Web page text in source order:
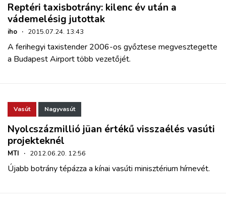
Reptéri taxisbotrány: kilenc év után a
vádemelésig jutottak
iho · 2015.07.24. 13:43
A ferihegyi taxistender 2006-os győztese megvesztegette
a Budapest Airport több vezetőjét.
Vasút Nagyvasút
Nyolcszázmillió jüan értékű visszaélés vasúti
projekteknél
MTI · 2012.06.20. 12:56
Újabb botrány tépázza a kínai vasúti minisztérium hírnevét.